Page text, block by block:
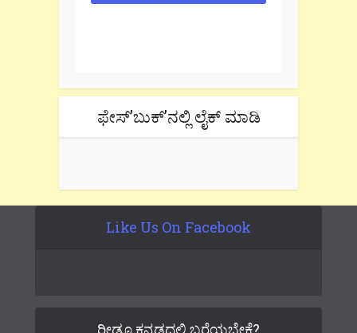
ಫೇಸ್’ಬುಕ್’ನಲ್ಲಿ ಲೈಕ್ ಮಾಡಿ
Like Us On Facebook
ರೀಡೂ ಕನ್ನಡದಲ್ಲಿ ಬರೆಯಬೇಕೆ?